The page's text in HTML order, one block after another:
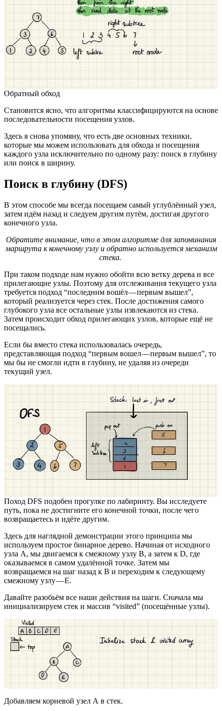
Обратный обход
Становится ясно, что алгоритмы классифицируются на основе
последовательности посещения узлов.
Здесь я снова упомяну, что есть две основных техники,
которые мы можем использовать для обхода и посещения
каждого узла исключительно по одному разу: поиск в глубину
или поиск в ширину.
Поиск в глубину (DFS)
В этом способе мы всегда посещаем самый углублённый узел,
затем идём назад и следуем другим путём, достигая другого
конечного узла.
Обратите внимание, что в этом алгоритме для запоминания
маршрута к конечному узлу и обратно используется механизм
стека.
При таком подходе нам нужно обойти всю ветку дерева и все
прилегающие узлы. Поэтому для отслеживания текущего узла
требуется подход “последним вошёл — первым вышел”,
который реализуется через стек. После достижения самого
глубокого узла все остальные узлы извлекаются из стека.
Затем происходит обход прилегающих узлов, которые ещё не
посещались.
Если бы вместо стека использовалась очередь,
представляющая подход “первым вошел — первым вышел”, то
мы бы не смогли идти в глубину, не удаляя из очереди
текущий узел.
Поход DFS подобен прогулке по лабиринту. Вы исследуете
путь, пока не достигните его конечной точки, после чего
возвращаетесь и идёте другим.
Здесь для наглядной демонстрации этого принципа мы
используем простое бинарное дерево. Начиная от исходного
узла А, мы двигаемся к смежному узлу B, а затем к D, где
оказываемся в самом удалённой точке. Затем мы
возвращаемся на шаг назад к B и переходим к следующему
смежному узлу — E.
Давайте разобьём все наши действия на шаги. Сначала мы
инициализируем стек и массив “visited” (посещённые узлы).
Добавляем корневой узел А в стек.